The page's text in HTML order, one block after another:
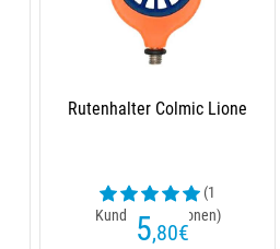
Rutenhalter Colmic Lione
(1
Kundenrezensionen)
5,80€